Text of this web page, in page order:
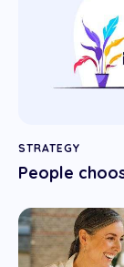
STRATEGY
People